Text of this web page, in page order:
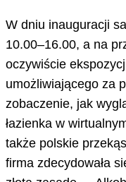
W dniu inauguracji
10.00–16.00, a na
oczywiście
umożliwiającego za
zobaczenie, jak
łazienka w
także polskie
firma zdecydowała